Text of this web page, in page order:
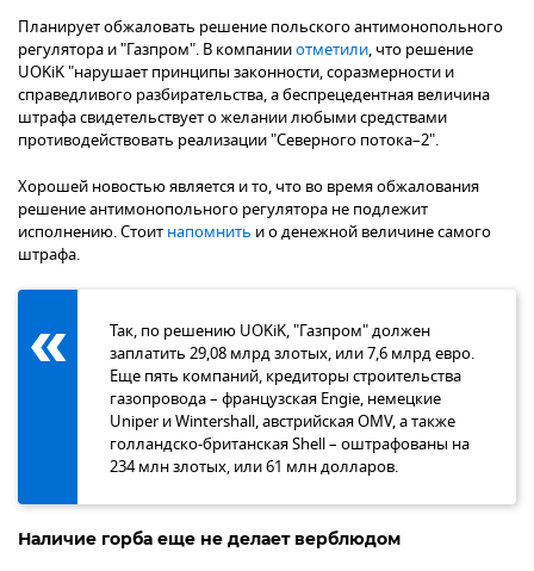
Планирует обжаловать решение польского антимонопольного
регулятора и "Газпром". В компанииотметили, что решение
UOKiK "нарушает принципы законности, соразмерности и
справедливого разбирательства, а беспрецедентная величина
штрафа свидетельствует о желании любыми средствами
противодействовать реализации "Северного потока–2".
Хорошей новостью является и то, что во время обжалования
решение антимонопольного регулятора не подлежит
исполнению. Стоит напомнить и о денежной величине самого
штрафа.
Так, по решению UOKiK, "Газпром" должен
заплатить 29,08 млрд злотых, или 7,6 млрд евро.
Еще пять компаний, кредиторы строительства
газопровода – французская Engie, немецкие
Uniper и Wintershall, австрийская OMV, а также
голландско-британская Shell – оштрафованы на
234 млн злотых, или 61 млн долларов.
Наличие горба еще не делает верблюдом